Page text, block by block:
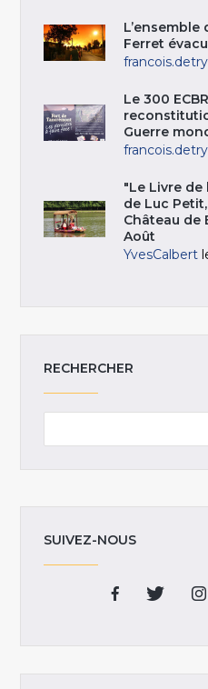
L’ensemble
Ferret
francois.detry
Le 300
Guerre
francois.detry
"Le Livre de
de Luc
Château de
Août
YvesCalbert
RECHERCHER
SUIVEZ-NOUS